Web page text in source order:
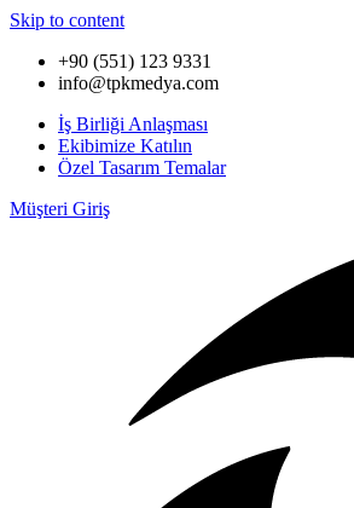
Skip to content
+90 (551) 123 9331
info@tpkmedya.com
İş Birliği Anlaşması
Ekibimize Katılın
Özel Tasarım Temalar
Müşteri Giriş